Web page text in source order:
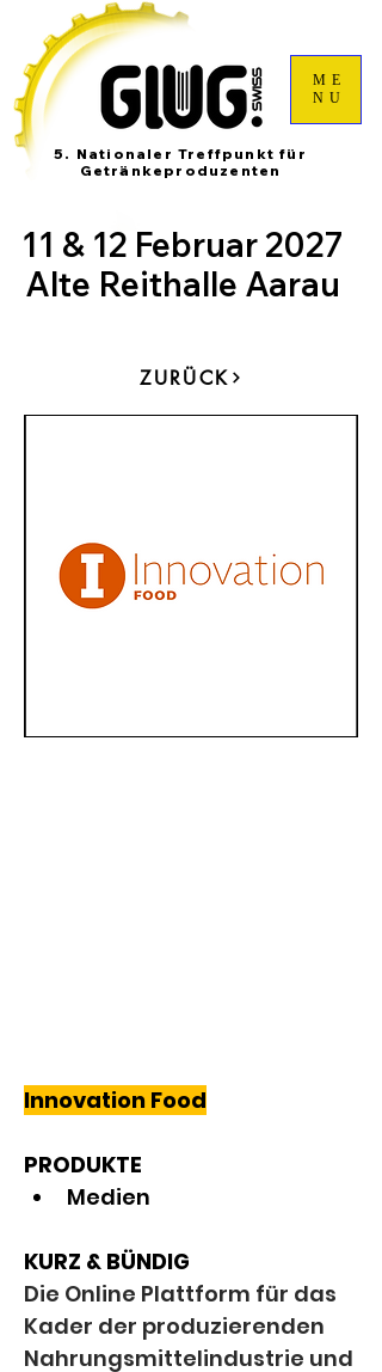
ME
NU
11 & 12 Februar 2027
Alte Reithalle Aarau
5. Nationaler Treffpunkt für
Getränkeproduzenten
ZURÜCK
Innovation Food
PRODUKTE
Medien
KURZ & BÜNDIG
Die Online Plattform für das
Kader der produzierenden
Nahrungsmittelindustrie und